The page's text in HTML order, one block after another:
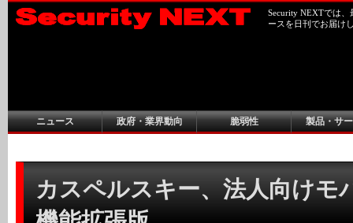
Security NEXTでは
ースを日刊でお届け
ニュース 政府・業界動向 脆弱性 製品・サ
カスペルスキー、法人向けモ